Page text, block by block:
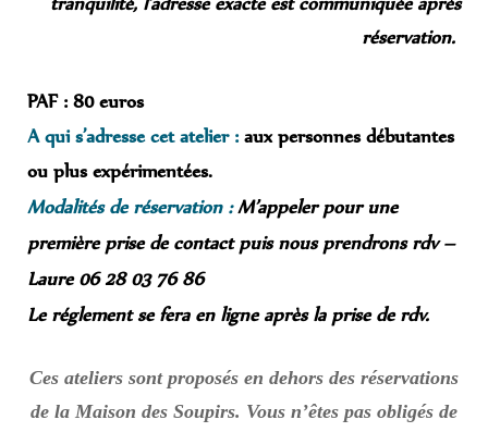
réservation.
PAF : 80 euros
A qui s’adresse cet atelier : aux personnes débutantes
ou plus expérimentées.
Modalités de réservation :M’appeler pour une
première prise de contact puis nous prendrons rdv –
Laure 06 28 03 76 86
Le réglement se fera en ligne après la prise de rdv.
Ces ateliers sont proposés en dehors des réservations
de la Maison des Soupirs. Vous n’êtes pas obligés de